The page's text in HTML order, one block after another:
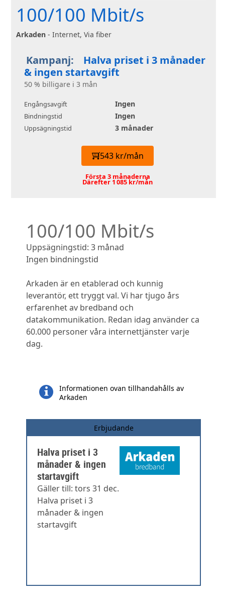
100/100 Mbit/s
Arkaden - Internet, Via fiber
Kampanj:
Halva priset i 3 månader
& ingen startavgift
50 % billigare i 3 mån
Engångsavgift Ingen
Bindningstid Ingen
Uppsägningstid 3 månader
543 kr/mån
Första 3 månaderna
Därefter 1 085 kr/mån
100/100 Mbit/s
Uppsägningstid: 3 månad
Ingen bindningstid
Arkaden är en etablerad och kunnig
leverantör, ett tryggt val. Vi har tjugo års
erfarenhet av bredband och
datakommunikation. Redan idag använder ca
60.000 personer våra internettjänster varje
dag.
Informationen ovan tillhandahålls av
Arkaden
Erbjudande
Halva priset i 3
månader & ingen
startavgift
Gäller till: tors 31 dec.
Halva priset i 3
månader & ingen
startavgift